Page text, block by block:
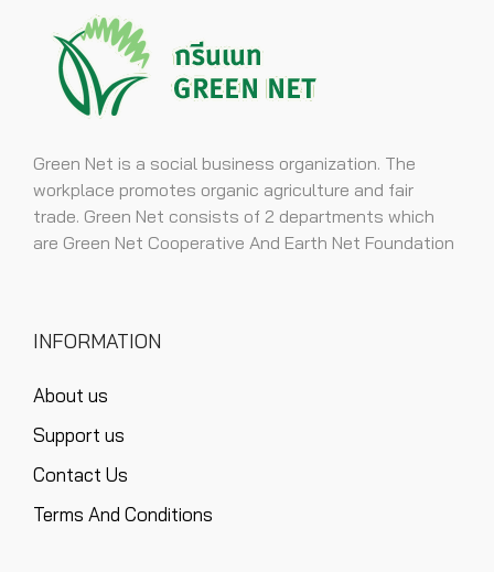
Green Net is a social business organization. The
workplace promotes organic agriculture and fair
trade. Green Net consists of 2 departments which
are Green Net Cooperative And Earth Net Foundation
INFORMATION
About us
Support us
Contact Us
Terms And Conditions